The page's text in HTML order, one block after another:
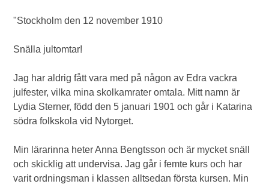
"Stockholm den 12 november 1910
Snälla jultomtar!
Jag har aldrig fått vara med på någon av Edra vackra
julfester, vilka mina skolkamrater omtala. Mitt namn är
Lydia Sterner, född den 5 januari 1901 och går i Katarina
södra folkskola vid Nytorget.
Min lärarinna heter Anna Bengtsson och är mycket snäll
och skicklig att undervisa. Jag går i femte kurs och har
varit ordningsman i klassen alltsedan första kursen. Min